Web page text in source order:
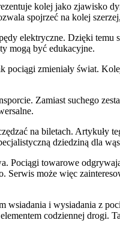
kolej jako zjawisko
spojrzeć na kolej
elektryczne. Dzięki temu
mogą być edukacyjne.
zmieniały świat.
Zamiast suchego
na biletach. Artykuły
dziedziną dla
Pociągi towarowe
Serwis może więc
i wysiadania z
codziennej drogi.